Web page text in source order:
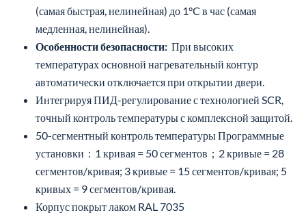
(самая быстрая, нелинейная) до 1°C в час (самая
медленная, нелинейная).
Особенности безопасности: При высоких
температурах основной нагревательный контур
автоматически отключается при открытии двери.
Интегрируя ПИД-регулирование с технологией SCR,
точный контроль температуры с комплексной защитой.
50-сегментный контроль температуры Программные
установки：1 кривая = 50 сегментов；2 кривые = 28
сегментов/кривая; 3 кривые = 15 сегментов/кривая; 5
кривых = 9 сегментов/кривая.
Корпус покрыт лаком RAL 7035